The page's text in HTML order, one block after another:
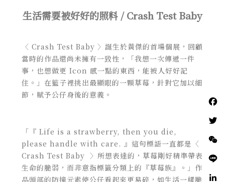
生活需要被好好的照料 / Crash Test Baby
〈 Crash Test Baby 〉誕生於黃傑的首場個展，回顧
當時的作品還尚未擁有一致性，「我想一次傳遞一件
事，也想做更 Icon 感一點的東西，能被人好好記
住。」在籃子裡挑出最顯眼的一顆草莓，針對它加以細
節，賦予公仔身後的意義。
「『 Life is a strawberry, then you die,
please handle with care. 』這句標語一直都是〈
Crash Test Baby 〉所想表達的，草莓剛好精準帶表
生命的脆弱，而非意指標籤分類上的『草莓族』。」作
品頭部的防撞元素使公仔看起來更易碎，如生活一樣脆